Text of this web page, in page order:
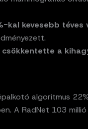
kal kevesebb téves
csökkentette a
algoritmus
A RadNet 103